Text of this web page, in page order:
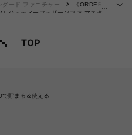
ダード ファニチャー
《ORDER》
ジェティーフェザーソファ マスタ
で貯まる＆使える